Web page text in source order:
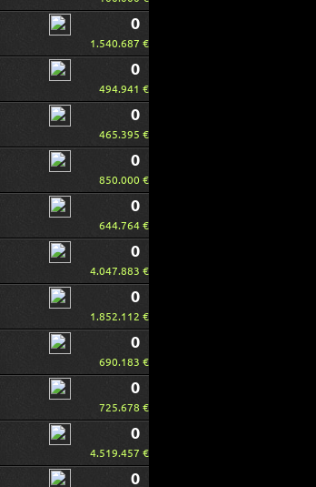
0
1.540.687 €
0
494.941 €
0
465.395 €
0
850.000 €
0
644.764 €
0
4.047.883 €
0
1.852.112 €
0
690.183 €
0
725.678 €
0
4.519.457 €
0